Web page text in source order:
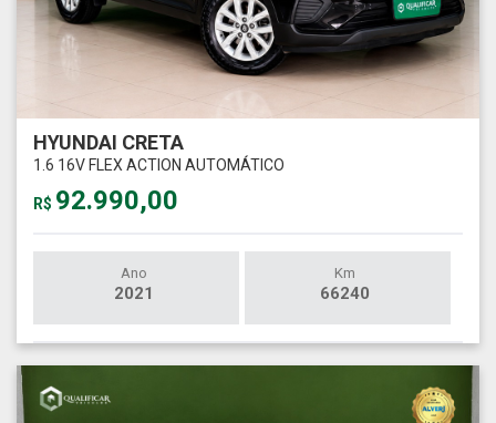
HYUNDAI CRETA
1.6 16V FLEX ACTION AUTOMÁTICO
R$ 92.990,00
Ano
2021
Km
66240